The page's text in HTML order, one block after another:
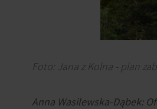
Foto: Jana z Kolna - plan
Anna Wasilewska-Dąbek: